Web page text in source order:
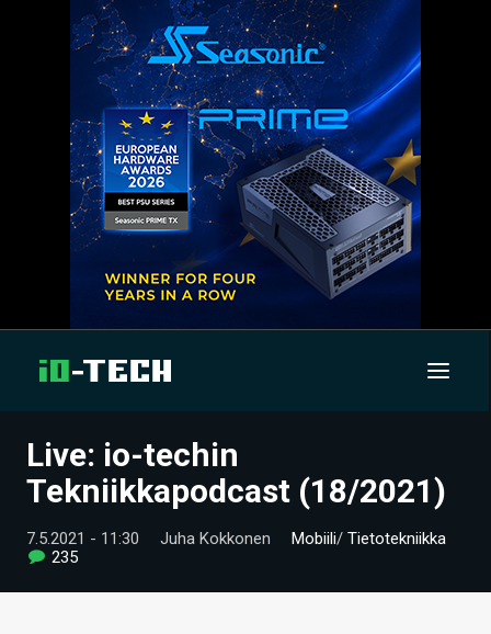
UUTISET
VIDEOT
Live: io-techin
Tekniikkapodcast (18/2021)
7.5.2021 - 11:30 Juha Kokkonen Mobiili/ Tietotekniikka
235